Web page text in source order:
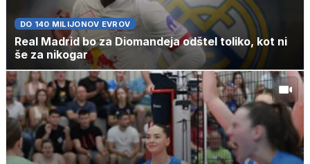
DO 140 MILIJONOV EVROV
Real Madrid bo za Diomandeja odštel toliko, kot ni
še za nikogar